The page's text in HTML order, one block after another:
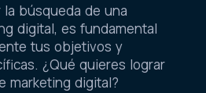
búsqueda de una
digital, es fundamental
tus objetivos y
¿Qué quieres lograr
marketing digital?